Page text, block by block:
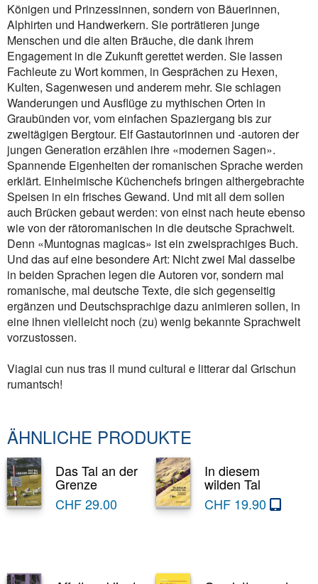
Königen und Prinzessinnen, sondern von Bäuerinnen,
Alphirten und Handwerkern. Sie porträtieren junge
Menschen und die alten Bräuche, die dank ihrem
Engagement in die Zukunft gerettet werden. Sie lassen
Fachleute zu Wort kommen, in Gesprächen zu Hexen,
Kulten, Sagenwesen und anderem mehr. Sie schlagen
Wanderungen und Ausflüge zu mythischen Orten in
Graubünden vor, vom einfachen Spaziergang bis zur
zweitägigen Bergtour. Elf Gastautorinnen und -autoren der
jungen Generation erzählen ihre «modernen Sagen».
Spannende Eigenheiten der romanischen Sprache werden
erklärt. Einheimische Küchenchefs bringen althergebrachte
Speisen in ein frisches Gewand. Und mit all dem sollen
auch Brücken gebaut werden: von einst nach heute ebenso
wie von der rätoromanischen in die deutsche Sprachwelt.
Denn «Muntognas magicas» ist ein zweisprachiges Buch.
Und das auf eine besondere Art: Nicht zwei Mal dasselbe
in beiden Sprachen legen die Autoren vor, sondern mal
romanische, mal deutsche Texte, die sich gegenseitig
ergänzen und Deutschsprachige dazu animieren sollen, in
eine ihnen vielleicht noch (zu) wenig bekannte Sprachwelt
vorzustossen.
Viagiai cun nus tras il mund cultural e litterar dal Grischun
rumantsch!
ÄHNLICHE PRODUKTE
Das Tal an der
Grenze
CHF29.00
In diesem
wilden Tal
CHF19.90